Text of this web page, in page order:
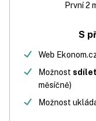
První 2
S
Web
Možnost
měsíčně)
Možnost